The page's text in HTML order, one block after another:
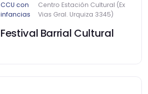
CCU con
infancias
Centro Estación Cultural (Ex
Vias Gral. Urquiza 3345)
Festival Barrial Cultural